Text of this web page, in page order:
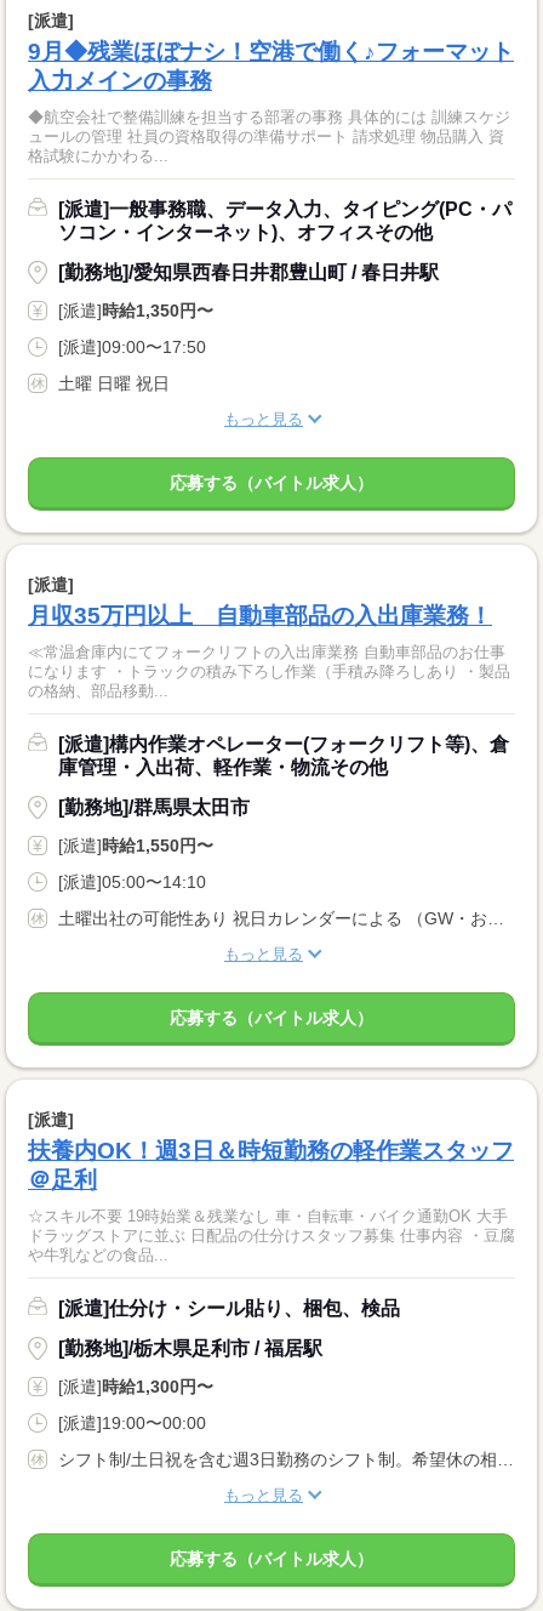
[派遣]
9月◆残業ほぼナシ！空港で働く♪フォーマット
入力メインの事務
◆航空会社で整備訓練を担当する部署の事務 具体的には 訓練スケジ
ュールの管理 社員の資格取得の準備サポート 請求処理 物品購入 資
格試験にかかわる...
[派遣]一般事務職、データ入力、タイピング(PC・パ
ソコン・インターネット)、オフィスその他
[勤務地]/愛知県西春日井郡豊山町 / 春日井駅
[派遣]時給1,350円〜
[派遣]09:00〜17:50
土曜 日曜 祝日
もっと見る
応募する（バイトル求人）
[派遣]
月収35万円以上 自動車部品の入出庫業務！
≪常温倉庫内にてフォークリフトの入出庫業務 自動車部品のお仕事
になります ・トラックの積み下ろし作業（手積み降ろしあり ・製品
の格納、部品移動...
[派遣]構内作業オペレーター(フォークリフト等)、倉
庫管理・入出荷、軽作業・物流その他
[勤務地]/群馬県太田市
[派遣]時給1,550円〜
[派遣]05:00〜14:10
土曜出社の可能性あり 祝日カレンダーによる （GW・お盆・年末年始）は休み
もっと見る
応募する（バイトル求人）
[派遣]
扶養内OK！週3日＆時短勤務の軽作業スタッフ
＠足利
☆スキル不要 19時始業＆残業なし 車・自転車・バイク通勤OK 大手
ドラッグストアに並ぶ 日配品の仕分けスタッフ募集 仕事内容 ・豆腐
や牛乳などの食品...
[派遣]仕分け・シール貼り、梱包、検品
[勤務地]/栃木県足利市 / 福居駅
[派遣]時給1,300円〜
[派遣]19:00〜00:00
シフト制/土日祝を含む週3日勤務のシフト制。希望休の相談OK！
もっと見る
応募する（バイトル求人）